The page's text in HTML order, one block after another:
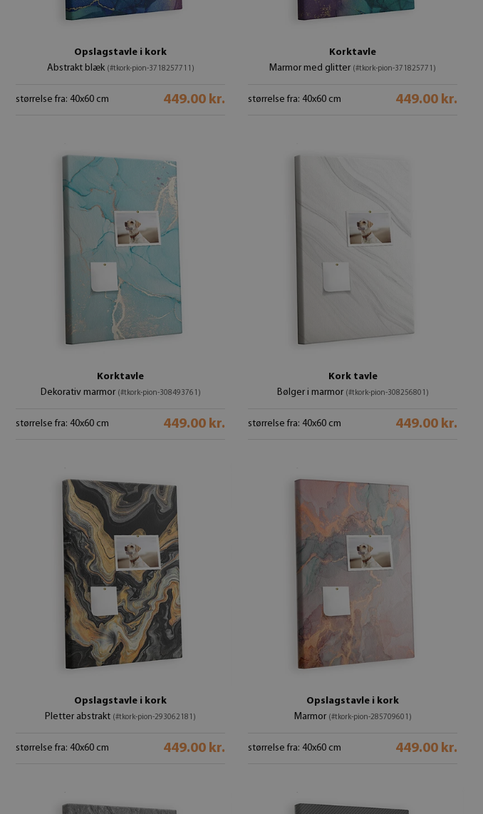
Opslagstavle i kork
Abstrakt blæk (#tkork-pion-3718257711)
størrelse fra: 40x60 cm 449.00 kr.
Korktavle
Marmor med glitter (#tkork-pion-371825771)
størrelse fra: 40x60 cm 449.00 kr.
Korktavle
Dekorativ marmor (#tkork-pion-308493761)
størrelse fra: 40x60 cm 449.00 kr.
Kork tavle
Bølger i marmor (#tkork-pion-308256801)
størrelse fra: 40x60 cm 449.00 kr.
Opslagstavle i kork
Pletter abstrakt (#tkork-pion-293062181)
størrelse fra: 40x60 cm 449.00 kr.
Opslagstavle i kork
Marmor (#tkork-pion-285709601)
størrelse fra: 40x60 cm 449.00 kr.